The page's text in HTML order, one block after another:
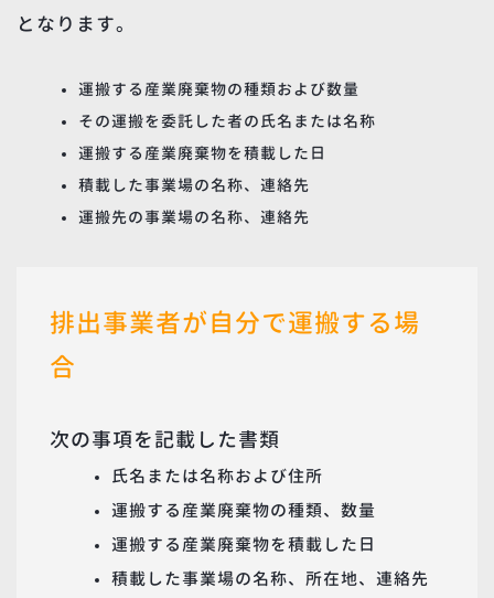
となります。
運搬する産業廃棄物の種類および数量
その運搬を委託した者の氏名または名称
運搬する産業廃棄物を積載した日
積載した事業場の名称、連絡先
運搬先の事業場の名称、連絡先
排出事業者が自分で運搬する場
合
次の事項を記載した書類
氏名または名称および住所
運搬する産業廃棄物の種類、数量
運搬する産業廃棄物を積載した日
積載した事業場の名称、所在地、連絡先